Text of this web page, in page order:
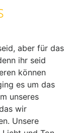
aber für das
ihr seid
können
es um das
unseres
wir
Unsere